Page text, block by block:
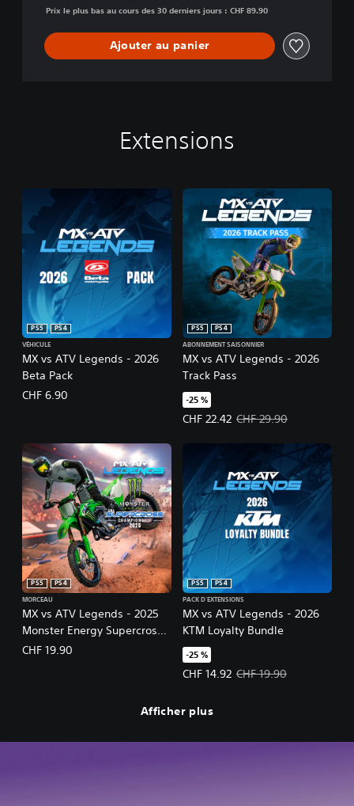
Prix le plus bas au cours des 30 derniers jours : CHF 89.90
Ajouter au panier
Extensions
MX vs ATV Legends - 2026
Beta Pack
PS5
PS4
VÉHICULE
CHF 6.90
MX vs ATV Legends - 2026
Track Pass
PS5
PS4
ABONNEMENT SAISONNIER
-25 %
CHF 22.42
Prix de l'offre : CHF 22.42 Prix
CHF 29.90
MX vs ATV Legends - 2025
Monster Energy Supercross
Championship
PS5
PS4
MORCEAU
CHF 19.90
MX vs ATV Legends - 2026
KTM Loyalty Bundle
PS5
PS4
PACK D'EXTENSIONS
-25 %
CHF 14.92
Prix de l'offre : CHF 14.92 Prix
CHF 19.90
Afficher plus